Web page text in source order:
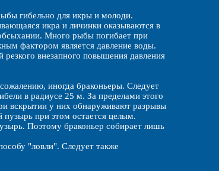
гибельно для икры и молоди.
икра и личинки оказываются в
Много рыбы погибает при
фактором является давление воды.
внезапного повышения давления
иногда браконьеры. Следует
в радиусе 25 м. За пределами этого
вскрытии у них обнаруживают разрывы
пузырь при этом остается целым.
Поэтому браконьер собирает лишь
"ловли". Следует также